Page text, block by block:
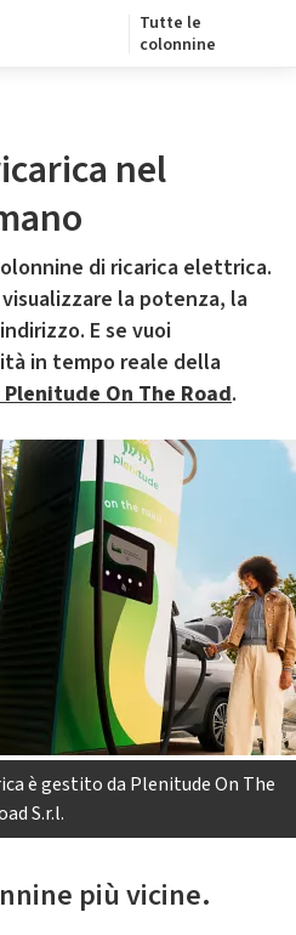
Tutte le
colonnine
nel
di ricarica elettrica.
la potenza, la
E se vuoi
in tempo reale della
Plenitude On The Road.
è gestito da Plenitude On The
S.r.l.
più vicine.